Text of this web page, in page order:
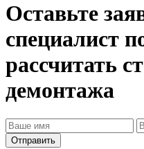
Оставьте
специалист
рассчитать
демонтажа